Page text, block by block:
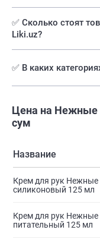
✅ Сколько стоят
Liki.uz?
✅ В каких
Цена на Нежные
сум
Название
Крем для рук Нежные
силиконовый 125 мл
Крем для рук Нежные
питательный 125 мл